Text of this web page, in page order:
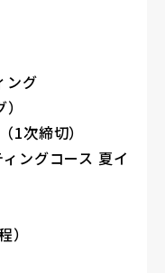
ング
1次締切）
ングコース 夏イ